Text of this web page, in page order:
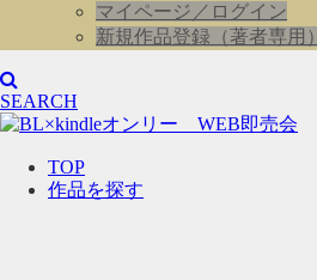
マイページ／ログイン
新規作品登録（著者専用）
SEARCH
TOP
作品を探す